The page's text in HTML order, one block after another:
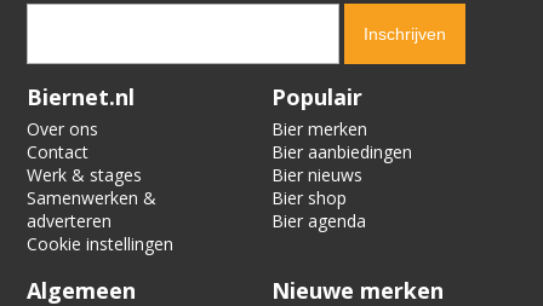
Verification code:
Biernet.nl
Over ons
Contact
Werk & stages
Samenwerken &
adverteren
Cookie instellingen
Populair
Bier merken
Bier aanbiedingen
Bier nieuws
Bier shop
Bier agenda
Algemeen Nieuwe merken